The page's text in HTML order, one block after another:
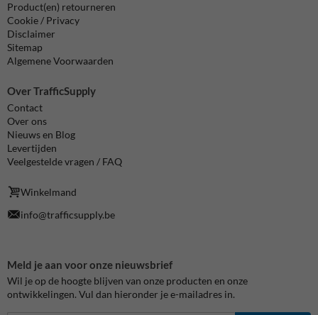
Product(en) retourneren
Cookie / Privacy
Disclaimer
Sitemap
Algemene Voorwaarden
Over TrafficSupply
Contact
Over ons
Nieuws en Blog
Levertijden
Veelgestelde vragen / FAQ
Winkelmand
info@trafficsupply.be
Meld je aan voor onze nieuwsbrief
Wil je op de hoogte blijven van onze producten en onze
ontwikkelingen. Vul dan hieronder je e-mailadres in.